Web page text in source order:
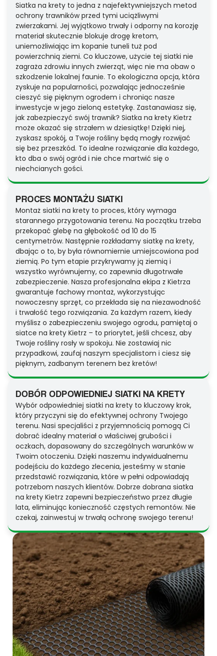
Siatka na krety to jedna z najefektywniejszych metod
ochrony trawników przed tymi uciążliwymi
zwierzakami. Jej wyjątkowo trwały i odporny na korozję
materiał skutecznie blokuje drogę kretom,
uniemożliwiając im kopanie tuneli tuż pod
powierzchnią ziemi. Co kluczowe, użycie tej siatki nie
zagraża zdrowiu innych zwierząt, więc nie ma obaw o
szkodzenie lokalnej faunie. To ekologiczna opcja, która
zyskuje na popularności, pozwalając jednocześnie
cieszyć się pięknym ogrodem i chroniąc nasze
inwestycje w jego zieloną estetykę. Zastanawiasz się,
jak zabezpieczyć swój trawnik? Siatka na krety Kietrz
może okazać się strzałem w dziesiątkę! Dzięki niej,
zyskasz spokój, a Twoje rośliny będą mogły rozwijać
się bez przeszkód. To idealne rozwiązanie dla każdego,
kto dba o swój ogród i nie chce martwić się o
niechcianych gości.
PROCES MONTAŻU SIATKI
Montaż siatki na krety to proces, który wymaga
starannego przygotowania terenu. Na początku trzeba
przekopać glebę na głębokość od 10 do 15
centymetrów. Następnie rozkładamy siatkę na krety,
dbając o to, by była równomiernie umiejscowiona pod
ziemią. Po tym etapie przykrywamy ją ziemią i
wszystko wyrównujemy, co zapewnia długotrwałe
zabezpieczenie. Nasza profesjonalna ekipa z Kietrza
gwarantuje fachowy montaż, wykorzystując
nowoczesny sprzęt, co przekłada się na niezawodność
i trwałość tego rozwiązania. Za każdym razem, kiedy
myślisz o zabezpieczeniu swojego ogrodu, pamiętaj o
siatce na krety Kietrz – to priorytet, jeśli chcesz, aby
Twoje rośliny rosły w spokoju. Nie zostawiaj nic
przypadkowi, zaufaj naszym specjalistom i ciesz się
pięknym, zadbanym terenem bez kretów!
DOBÓR ODPOWIEDNIEJ SIATKI NA KRETY
Wybór odpowiedniej siatki na krety to kluczowy krok,
który przyczyni się do efektywnej ochrony Twojego
terenu. Nasi specjaliści z przyjemnością pomogą Ci
dobrać idealny materiał o właściwej grubości i
oczkach, dopasowany do szczególnych warunków w
Twoim otoczeniu. Dzięki naszemu indywidualnemu
podejściu do każdego zlecenia, jesteśmy w stanie
przedstawić rozwiązania, które w pełni odpowiadają
potrzebom naszych klientów. Dobrze dobrana siatka
na krety Kietrz zapewni bezpieczeństwo przez długie
lata, eliminując konieczność częstych remontów. Nie
czekaj, zainwestuj w trwałą ochronę swojego terenu!